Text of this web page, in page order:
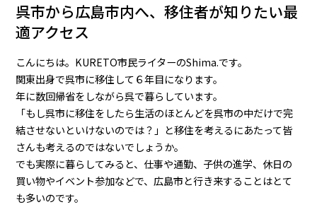
呉市から広島市内へ、移住者が知りたい最
適アクセス
こんにちは。KURETO市民ライターのShima.です。
関東出身で呉市に移住して６年目になります。
年に数回帰省をしながら呉で暮らしています。
「もし呉市に移住をしたら生活のほとんどを呉市の中だけで完
結させないといけないのでは？」と移住を考えるにあたって皆
さんも考えるのではないでしょうか。
でも実際に暮らしてみると、仕事や通勤、子供の進学、休日の
買い物やイベント参加などで、広島市と行き来することはとて
も多いのです。